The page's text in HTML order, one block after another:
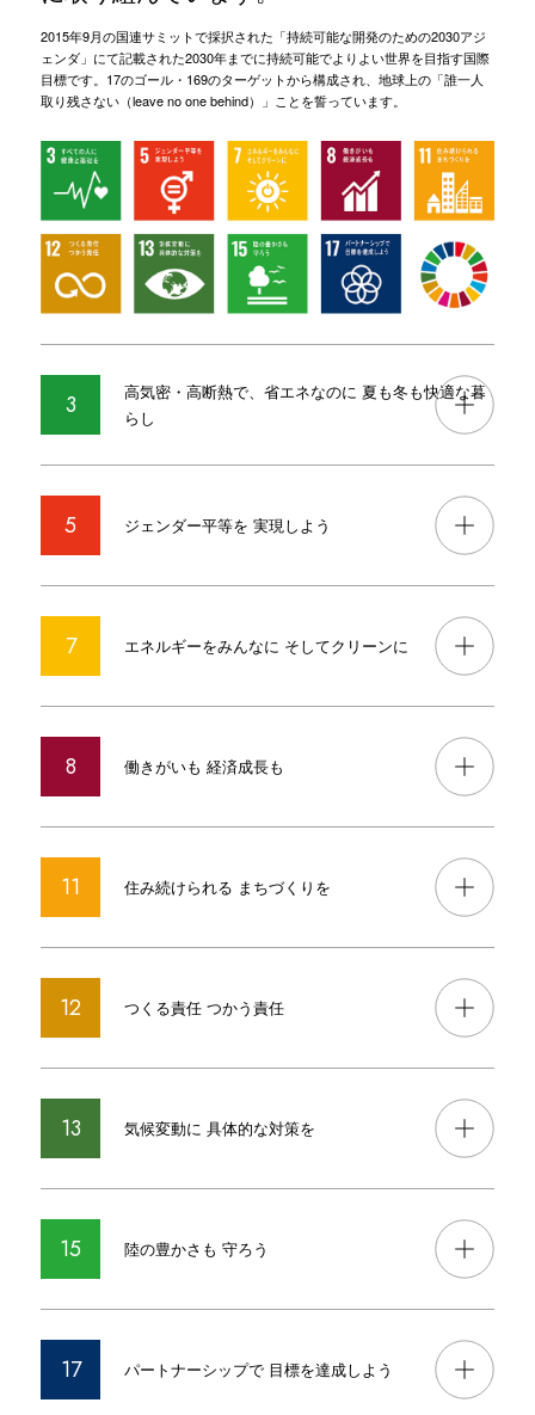
2015年9月の国連サミットで採択された「持続可能な開発のための2030アジ
ェンダ」にて記載された2030年までに持続可能でよりよい世界を目指す国際
目標です。 17のゴール・169のターゲットから構成され、地球上の「誰一人
取り残さない（leave no one behind）」ことを誓っています。
3
高気密・高断熱で、省エネなのに 夏も冬も快適な暮
らし
5 ジェンダー平等を 実現しよう
7 エネルギーをみんなに そしてクリーンに
8 働きがいも 経済成長も
11 住み続けられる まちづくりを
12 つくる責任 つかう責任
13 気候変動に 具体的な対策を
15 陸の豊かさも 守ろう
17 パートナーシップで 目標を達成しよう